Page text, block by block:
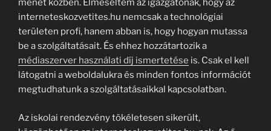
menet közben. Elmeséltem az igazgatónak, hogy az
interneteskozvetites.hu nemcsak a technológiai
területen profi, hanem abban is, hogy hogyan mutassa
be a szolgáltatásait. És ehhez hozzátartozik a
médiaszerver használati díj ismertetése is. Csak el kell
látogatni a weboldalukra és minden fontos információt
megtudhatunk a szolgáltatásaikkal kapcsolatban.
Az iskolai rendezvény tökéletesen sikerült,